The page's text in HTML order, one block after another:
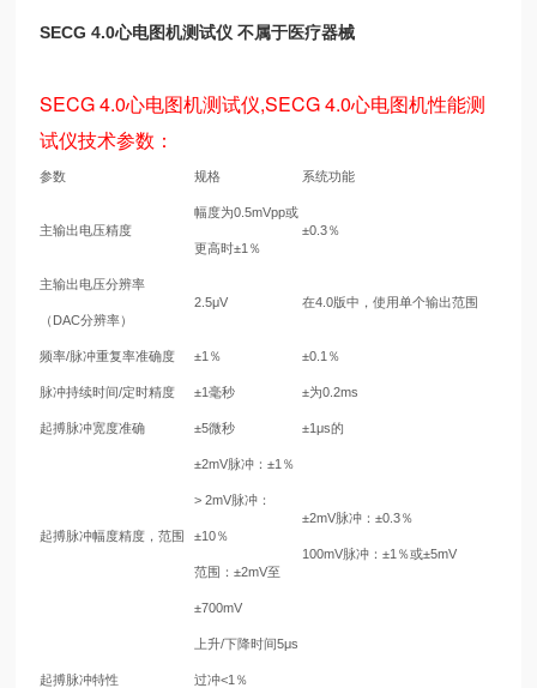
SECG 4.0心电图机测试仪 不属于医疗器械
SECG 4.0心电图机测试仪,SECG 4.0心电图机性能测
试仪技术参数：
参数 规格 系统功能
主输出电压精度
幅度为0.5mVpp或
更高时±1％
±0.3％
主输出电压分辨率
（DAC分辨率）
2.5μV 在4.0版中，使用单个输出范围
频率/脉冲重复率准确度 ±1％ ±0.1％
脉冲持续时间/定时精度 ±1毫秒 ±为0.2ms
起搏脉冲宽度准确 ±5微秒 ±1μs的
起搏脉冲幅度精度，范围
±2mV脉冲：±1％
> 2mV脉冲：
±10％
范围：±2mV至
±700mV
±2mV脉冲：±0.3％
100mV脉冲：±1％或±5mV
起搏脉冲特性
上升/下降时间5μs
过冲<1％